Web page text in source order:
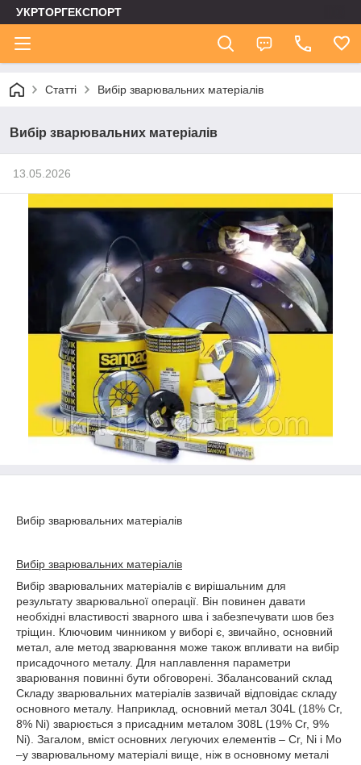
УКРТОРГЕКСПОРТ
Статті Вибір зварювальних матеріалів
Вибір зварювальних матеріалів
13.05.2026
Вибір зварювальних матеріалів
Вибір зварювальних матеріалів
Вибір зварювальних матеріалів є вирішальним для
результату зварювальної операції. Він повинен давати
необхідні властивості зварного шва і забезпечувати шов без
тріщин. Ключовим чинником у виборі є, звичайно, основний
метал, але метод зварювання може також впливати на вибір
присадочного металу. Для наплавлення параметри
зварювання повинні бути обговорені. Збалансований склад
Складу зварювальних матеріалів зазвичай відповідає складу
основного металу. Наприклад, основний метал 304L (18% Cr,
8% Ni) зварюється з присадним металом 308L (19% Cr, 9%
Ni). Загалом, вміст основних легуючих елементів – Cr, Ni і Mo
–у зварювальному матеріалі вище, ніж в основному металі